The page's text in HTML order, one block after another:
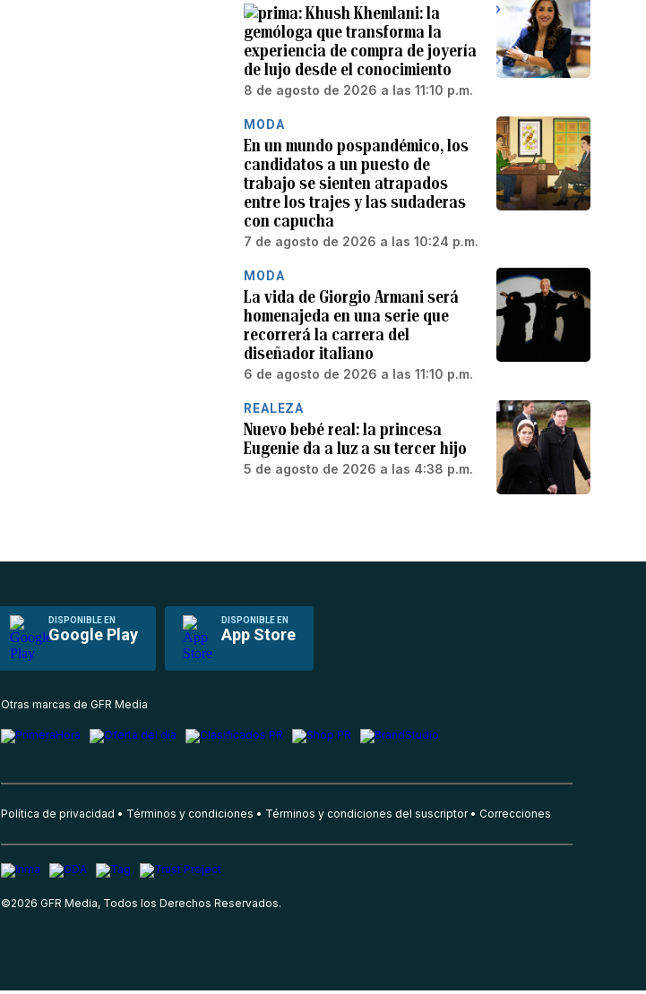
Khush Khemlani: la
gemóloga que transforma la
experiencia de compra de joyería
de lujo desde el conocimiento
8 de agosto de 2026 a las 11:10 p.m.
MODA
En un mundo pospandémico, los
candidatos a un puesto de
trabajo se sienten atrapados
entre los trajes y las sudaderas
con capucha
7 de agosto de 2026 a las 10:24 p.m.
MODA
La vida de Giorgio Armani será
homenajeda en una serie que
recorrerá la carrera del
diseñador italiano
6 de agosto de 2026 a las 11:10 p.m.
REALEZA
Nuevo bebé real: la princesa
Eugenie da a luz a su tercer hijo
5 de agosto de 2026 a las 4:38 p.m.
DISPONIBLE EN
Google Play
DISPONIBLE EN
App Store
Otras marcas de GFR Media
Política de privacidad Términos y condiciones Términos y condiciones del suscriptor Correcciones
©2026 GFR Media, Todos los Derechos Reservados.